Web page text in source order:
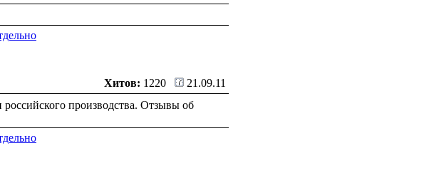
Хитов: 1220
21.09.11
производства. Отзывы об